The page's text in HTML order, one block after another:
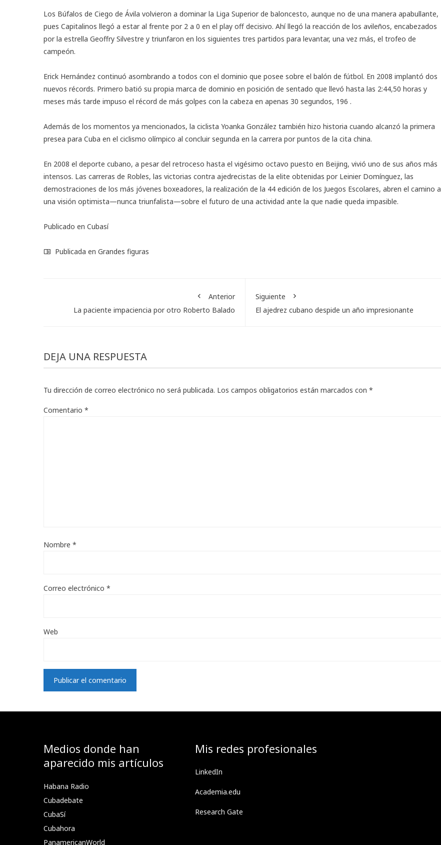
Los Búfalos de Ciego de Ávila volvieron a dominar la Liga Superior de baloncesto, aunque no de una manera apabullante,
pues Capitalinos llegó a estar al frente por 2 a 0 en el play off decisivo. Ahí llegó la reacción de los avileños, encabezados
por la estrella Geoffry Silvestre y triunfaron en los siguientes tres partidos para levantar, una vez más, el trofeo de
campeón.
Erick Hernández continuó asombrando a todos con el dominio que posee sobre el balón de fútbol. En 2008 implantó dos
nuevos récords. Primero batió su propia marca de dominio en posición de sentado que llevó hasta las 2:44,50 horas y
meses más tarde impuso el récord de más golpes con la cabeza en apenas 30 segundos, 196 .
Además de los momentos ya mencionados, la ciclista Yoanka González también hizo historia cuando alcanzó la primera
presea para Cuba en el ciclismo olímpico al concluir segunda en la carrera por puntos de la cita china.
En 2008 el deporte cubano, a pesar del retroceso hasta el vigésimo octavo puesto en Beijing, vivió uno de sus años más
intensos. Las carreras de Robles, las victorias contra ajedrecistas de la elite obtenidas por Leinier Domínguez, las
demostraciones de los más jóvenes boxeadores, la realización de la 44 edición de los Juegos Escolares, abren el camino a
una visión optimista—nunca triunfalista—sobre el futuro de una actividad ante la que nadie queda impasible.
Publicado en Cubasí
Publicada en Grandes figuras
Anterior
La paciente impaciencia por otro Roberto Balado
Siguiente
El ajedrez cubano despide un año impresionante
DEJA UNA RESPUESTA
Tu dirección de correo electrónico no será publicada. Los campos obligatorios están marcados con *
Comentario *
Nombre *
Correo electrónico *
Web
Medios donde han
aparecido mis artículos
Habana Radio
Cubadebate
CubaSí
Cubahora
PanamericanWorld
Mis redes profesionales
LinkedIn
Academia.edu
Research Gate